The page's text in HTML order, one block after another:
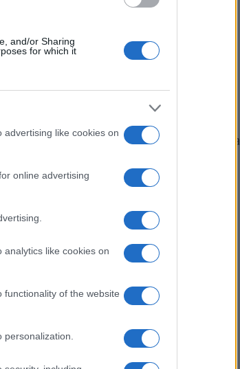
and/or Sharing
for which it
like cookies on
online advertising
like cookies on
of the website
i filari, parte
il 15
cielo.
operatori,
di
operatori
la guida
la
Giovannimaria